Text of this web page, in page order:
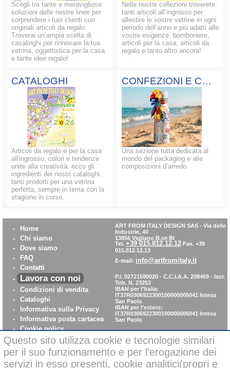
Scegli tra tante e meravigliose
soluzioni delle nostre linee per
sorprendere i tuoi clienti con
originali articoli da regalo.
Troverai un’ampia scelta di
casalinghi per rinnovare la tua
vetrina, oggettistica per la casa
e tante idee regalo!
Nelle nostre collezioni troverete
tanti articoli all’ingrosso per
allestire le vostre vetrine in ogni
periodo dell’anno e più adatti alle
vostre esigenze, bomboniere,
articoli per la casa, articoli da
regalo e tanto altro ancora!
CATALOGHI
Articoli da regalo e per la casa
all'ingrosso, colori e tendenze
unite alla creatività: ecco gli
ingredienti dei nostri cataloghi.
tanti prodotti per una vetrina
perfetta, sempre in tema con la
stagione in corso.
CONFEZIONI E COMPOSIZIONI
Una sezione tutta dedicata al
mondo del packaging e alle
composizioni d’arredo.
-
Home
-
Chi siamo
-
Dove siamo
-
FAQ
-
Contatti
-
Lavora con noi
-
Condizioni di vendita
-
Cataloghi
-
Informativa sulla Privacy
-
Informativa posta cartacea
- Cookie policy
- WhistleBlowing
-
Parità di Genere
ART FROM ITALY DESIGN SAS - Via delle
Industrie, 40
13856 Vigliano B.se BI
Tel. +39 015.812.12.12 Fax. +39
015.812.12.13
E-mail: info@artfromitaly.it
P.I. 02721590020 - C.C.I.A.A. 208469 - Iscr.
Trib. N. 23253
IBAN per l'Italia:
IT37R0306922300100000005041
Intesa
San Paolo
IBAN per l'estero:
IT37R0306922300100000005041
Intesa
San Paolo
Questo sito utilizza cookie e tecnologie similari
per il suo funzionamento e per l'erogazione dei
servizi in esso presenti, cookie analitici(propri e